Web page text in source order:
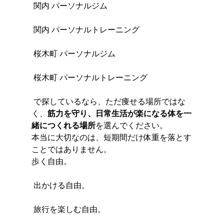
関内 パーソナルジム
関内 パーソナルトレーニング
桜木町 パーソナルジム
桜木町 パーソナルトレーニング
く、 筋力を守り、日常生活が楽になる体を一
緒につくれる場所を選んでください。
本当に大切なのは、短期間だけ体重を落とす
ことではありません。
歩く自由。
出かける自由。
旅行を楽しむ自由。